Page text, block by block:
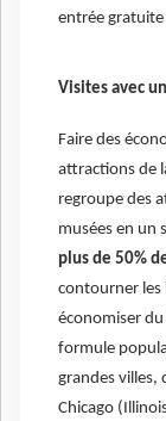
entrée
Visites avec
Faire des
attractions de
regroupe des
musées en un
plus de 50%
contourner les
économiser du
formule
grandes villes,
Chicago